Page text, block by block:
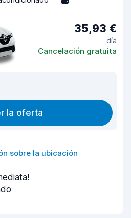
35,93 €
día
Cancelación gratuita
la oferta
sobre la ubicación